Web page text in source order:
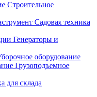
Строительное
Садовая техника
Генераторы и
оборудование
Грузоподъемное
для склада